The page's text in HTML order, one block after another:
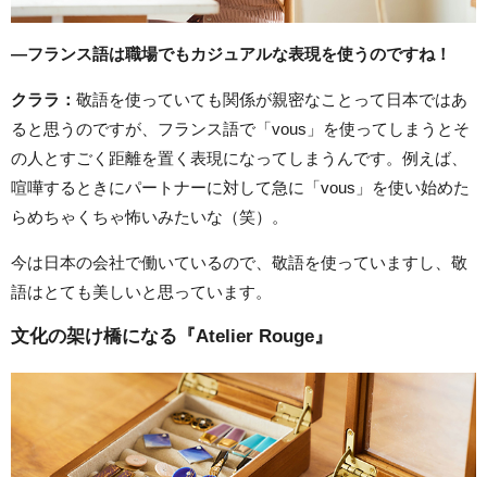
―フランス語は職場でもカジュアルな表現を使うのですね！
クララ： 敬語を使っていても関係が親密なことって日本ではあ
ると思うのですが、フランス語で「vous」を使ってしまうとそ
の人とすごく距離を置く表現になってしまうんです。例えば、
喧嘩するときにパートナーに対して急に「vous」を使い始めた
らめちゃくちゃ怖いみたいな（笑）。
今は日本の会社で働いているので、敬語を使っていますし、敬
語はとても美しいと思っています。
文化の架け橋になる『Atelier Rouge』